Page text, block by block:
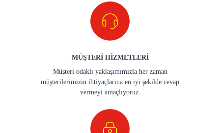
MÜŞTERİ HİZMETLERİ
Müşteri odaklı yaklaşımımızla her zaman
müşterilerimizin ihtiyaçlarına en iyi şekilde cevap
vermeyi amaçlıyoruz.